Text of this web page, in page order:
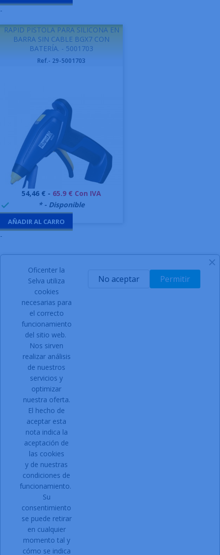
-
RAPID PISTOLA PARA SILICONA EN
BARRA SIN CABLE BGX7 CON
BATERÍA. - 5001703
Ref.- 29-5001703
Precio
54,46 € - 65.9 € Con IVA
 * - Disponible
AÑADIR AL CARRO
-
SIGN UP FOR NEWSLETTER
Acepto las condiciones generales y la política de
confidencialidad
PRODUCTOS
NUESTRA EMPRESA
Contacto:
Dirección:C/ Can Gallart, 11
17430 Santa Coloma de Farners
Email:
972 87 71 00
Solicitar acceso a la web.
Registro:
Si estais interesados en daros
Oficenter la
Selva utiliza
cookies
necesarias para
el correcto
funcionamiento
del sitio web.
Nos sirven
realizar análisis
de nuestros
servicios y
optimizar
nuestra oferta.
El hecho de
aceptar esta
nota indica la
aceptación de
las cookies
y de nuestras
condiciones de
funcionamiento.
Su
consentimiento
se puede retirar
en cualquier
momento tal y
cómo se indica
Permitir
No aceptar